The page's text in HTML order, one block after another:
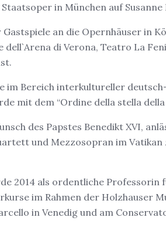
in München auf
an die Opernhäuser in
dell`Arena di Verona, Teatro La
im Bereich interkultureller
mit dem “Ordine della stella
des Papstes Benedikt XVI,
und Mezzosopran im
2014 als ordentliche
im Rahmen der Holzhauser
in Venedig und am